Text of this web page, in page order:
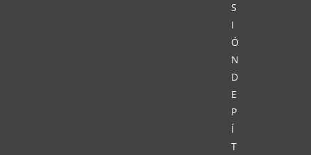
S
I
Ó
N
D
E
P
Í
T